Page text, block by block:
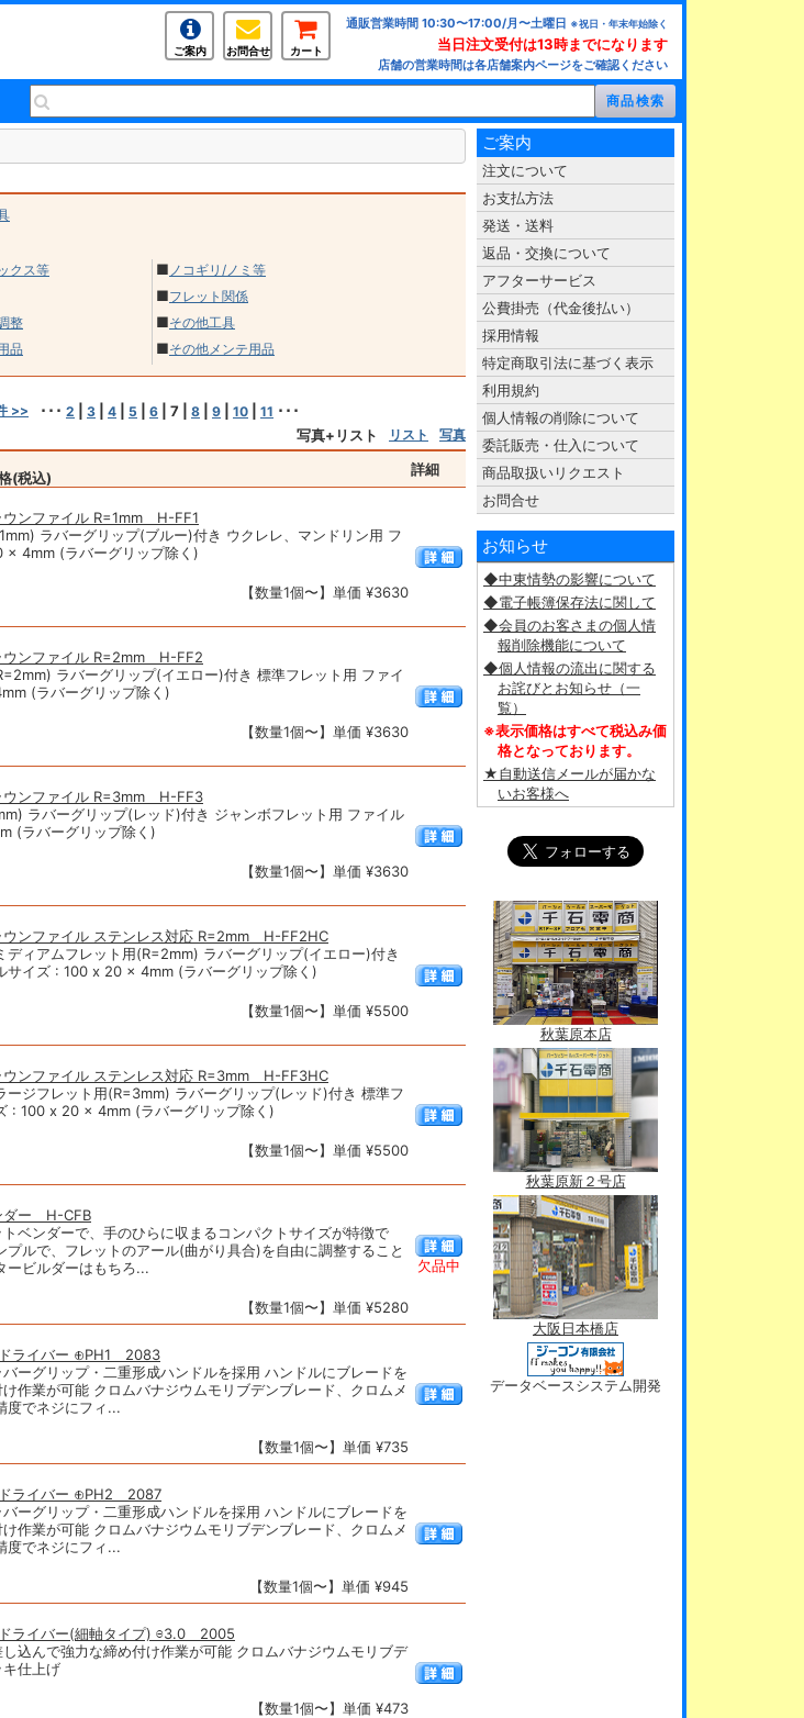
ご案内 お問合せ カート
通販営業時間 10:30〜17:00/月〜土曜日 ※祝日・年末年始除く
当日注文受付は13時までになります
店舗の営業時間は各店舗案内ページをご確認ください
クス等
整
品
■ ノコギリ/ノミ等
■フレット関係
■その他工具
■その他メンテ用品
>> ･･･ 2 3 4 5 6 7 8 9 10 11 ･･･
写真+リスト
リスト 写真
(税込)
詳細
ウンファイル R=1mm H-FF1
ラバーグリップ(ブルー)付き ウクレレ、マンドリン用 フ
x 4mm (ラバーグリップ除く)
【数量1個〜】単価 ¥3630
ウンファイル R=2mm H-FF2
ラバーグリップ(イエロー)付き 標準フレット用 ファイ
(ラバーグリップ除く)
【数量1個〜】単価 ¥3630
ウンファイル R=3mm H-FF3
ラバーグリップ(レッド)付き ジャンボフレット用 ファイル
(ラバーグリップ除く)
【数量1個〜】単価 ¥3630
ウンファイル ステンレス対応 R=2mm H-FF2HC
ディアムフレット用(R=2mm) ラバーグリップ(イエロー)付き
サイズ : 100 x 20 x 4mm (ラバーグリップ除く)
【数量1個〜】単価 ¥5500
ウンファイル ステンレス対応 R=3mm H-FF3HC
ージフレット用(R=3mm) ラバーグリップ(レッド)付き 標準フ
: 100 x 20 x 4mm (ラバーグリップ除く)
【数量1個〜】単価 ¥5500
ダー H-CFB
ベンダーで、手のひらに収まるコンパクトサイズが特徴で
プルで、フレットのアール(曲がり具合)を自由に調整すること
ービルダーはもちろ...
【数量1個〜】単価 ¥5280
欠品中
ドライバー ⊕PH1 2083
ーグリップ・二重形成ハンドルを採用 ハンドルにブレードを
作業が可能 クロムバナジウムモリブデンブレード、クロムメ
度でネジにフィ...
【数量1個〜】単価 ¥735
ドライバー ⊕PH2 2087
ーグリップ・二重形成ハンドルを採用 ハンドルにブレードを
作業が可能 クロムバナジウムモリブデンブレード、クロムメ
度でネジにフィ...
【数量1個〜】単価 ¥945
ライバー(細軸タイプ) ⊖3.0 2005
込んで強力な締め付け作業が可能 クロムバナジウムモリブデ
仕上げ
【数量1個〜】単価 ¥473
ご案内
注文について
お支払方法
発送・送料
返品・交換について
アフターサービス
公費掛売（代金後払い）
採用情報
特定商取引法に基づく表示
利用規約
個人情報の削除について
委託販売・仕入について
商品取扱いリクエスト
お問合せ
お知らせ
◆中東情勢の影響について
◆電子帳簿保存法に関して
◆会員のお客さまの個人情
報削除機能について
◆個人情報の流出に関する
お詫びとお知らせ（一
覧）
※表示価格はすべて税込み価
格となっております。
★自動送信メールが届かな
いお客様へ
秋葉原本店
秋葉原新２号店
大阪日本橋店
データベースシステム開発